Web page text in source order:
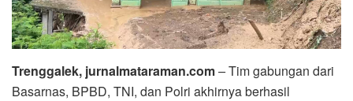
Trenggalek, jurnalmataraman.com–Tim gabungan dari
Basarnas, BPBD, TNI, dan Polri akhirnya berhasil